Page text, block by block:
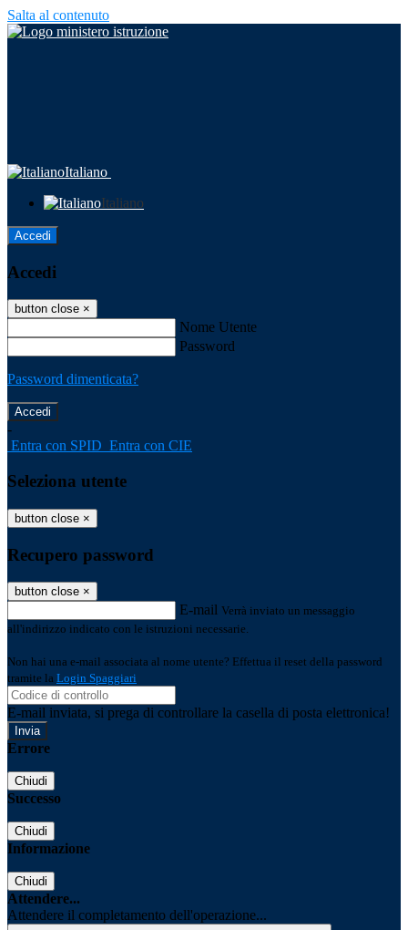
Salta al contenuto
Italiano
Italiano
Accedi
Accedi
button close ×
Nome Utente
Password
Password dimenticata?
-
Entra con SPID Entra con CIE
Seleziona utente
button close ×
Recupero password
button close ×
E-mail Verrà inviato un messaggio
all'indirizzo indicato con le istruzioni necessarie.
Non hai una e-mail associata al nome utente? Effettua il reset della password
tramite la Login Spaggiari
E-mail inviata, si prega di controllare la casella di posta elettronica!
Errore
Chiudi
Successo
Chiudi
Informazione
Chiudi
Attendere...
Attendere il completamento dell'operazione...